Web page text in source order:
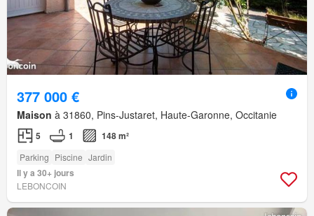
377 000 €
Maison à 31860, Pins-Justaret, Haute-Garonne, Occitanie
5 1 148 m²
Parking Piscine Jardin
Il y a 30+ jours
LEBONCOIN